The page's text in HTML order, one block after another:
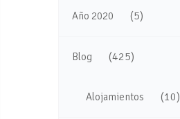
Año 2020 (5)
Blog (425)
Alojamientos (10)